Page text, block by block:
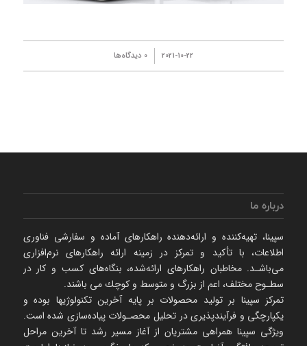
2021-10-22 0 دیدگاه‌ها
درباره ما
سپینا، تهیه‌كننده و ارائه‌‌دهنده راهكارهای آماده و سفارشی فناوری
اطلاعات، با تأكید و تمركز در زمینه ارائه راهکارهای نرم‌‌افزاری
می‌باشـد. مخاطبان راهكارهای ارائه‌شده، بنگاه‌های كسب و كار در
سطـوح مختلف، اعم از بزرگ و متوسط و كوچك می‌ باشند.
تمرکز سپینا بر تولید محصولات بر پایه آخرین تکنولوژیها بوده و
یکپارچگی و فرآیندپذیری در تحلیل محصـولات پیاده‌سازی شده است.
ویژگی سپینا همراهی مشتریان از آغاز مسیر رشد تا آخرین مراحل